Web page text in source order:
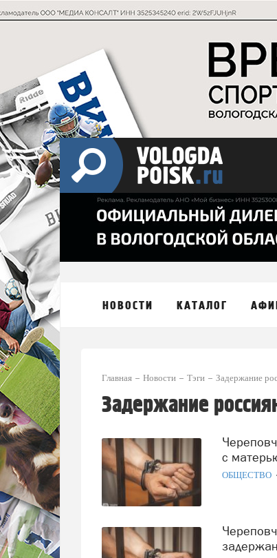
НОВОСТИ КАТАЛОГ
Главная Новости Тэги Задержание
Задержание
Череповчанин, задержанный в Баку, второй раз увиделся
с
ОБЩЕСТВО
Череповчанин Сергей Софронов оказался среди